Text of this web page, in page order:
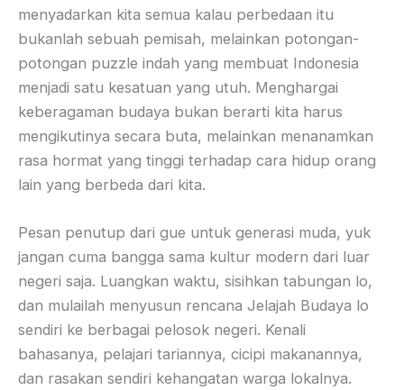
menyadarkan kita semua kalau perbedaan itu
bukanlah sebuah pemisah, melainkan potongan-
potongan puzzle indah yang membuat Indonesia
menjadi satu kesatuan yang utuh. Menghargai
keberagaman budaya bukan berarti kita harus
mengikutinya secara buta, melainkan menanamkan
rasa hormat yang tinggi terhadap cara hidup orang
lain yang berbeda dari kita.
Pesan penutup dari gue untuk generasi muda, yuk
jangan cuma bangga sama kultur modern dari luar
negeri saja. Luangkan waktu, sisihkan tabungan lo,
dan mulailah menyusun rencana Jelajah Budaya lo
sendiri ke berbagai pelosok negeri. Kenali
bahasanya, pelajari tariannya, cicipi makanannya,
dan rasakan sendiri kehangatan warga lokalnya.